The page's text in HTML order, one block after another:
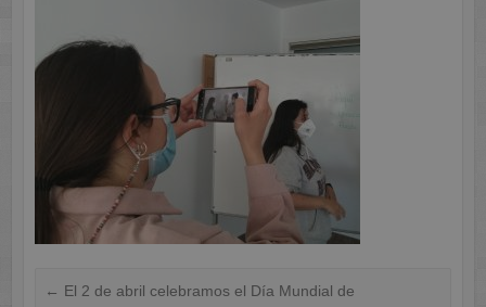
← El 2 de abril celebramos el Día Mundial de